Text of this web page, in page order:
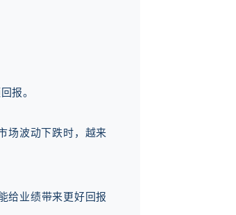
报。
场波动下跌时，越来
给业绩带来更好回报